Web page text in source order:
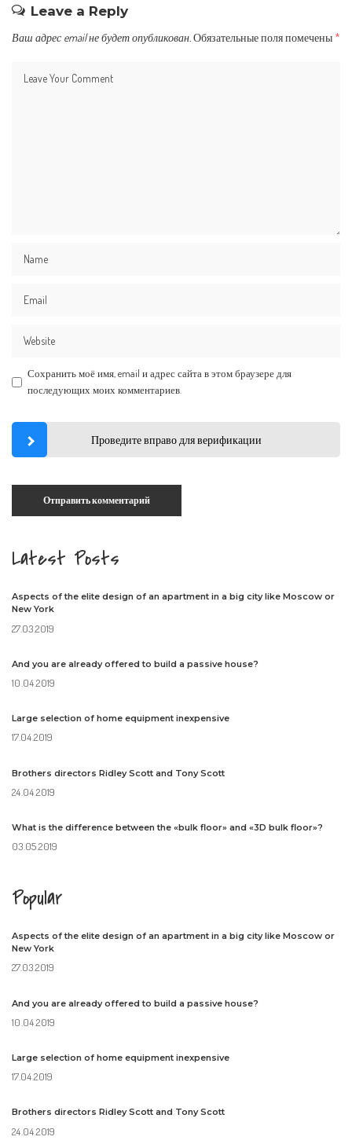
Leave a Reply
Ваш адрес email не будет опубликован. Обязательные поля помечены *
Сохранить моё имя, email и адрес сайта в этом браузере для
последующих моих комментариев.
Проведите вправо для верификации
Latest Posts
Aspects of the elite design of an apartment in a big city like Moscow or
New York
27.03.2019
And you are already offered to build a passive house?
10.04.2019
Large selection of home equipment inexpensive
17.04.2019
Brothers directors Ridley Scott and Tony Scott
24.04.2019
What is the difference between the «bulk floor» and «3D bulk floor»?
03.05.2019
Popular
Aspects of the elite design of an apartment in a big city like Moscow or
New York
27.03.2019
And you are already offered to build a passive house?
10.04.2019
Large selection of home equipment inexpensive
17.04.2019
Brothers directors Ridley Scott and Tony Scott
24.04.2019